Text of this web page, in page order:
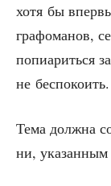
хотя бы
гра­фо­ма­нов,
попи­а­рить­ся
не беспокоить.
Тема долж­на
ни, ука­зан­ным